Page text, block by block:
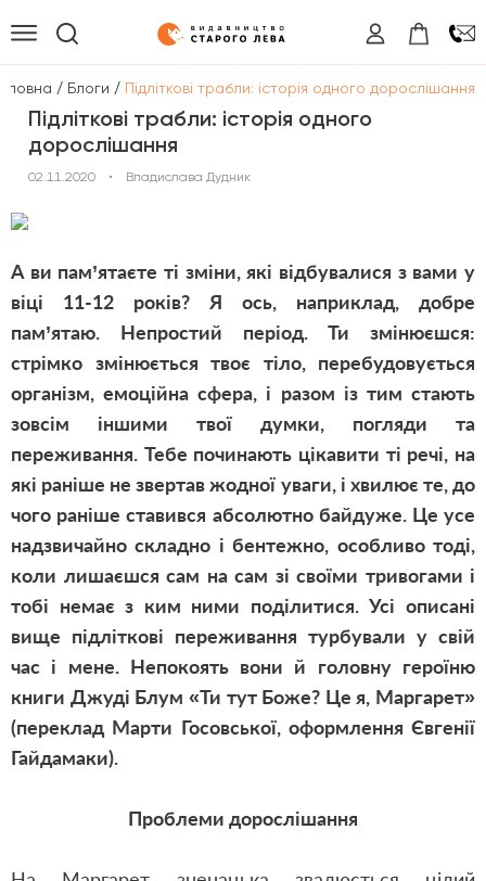
/ Блоги / Підліткові трабли: історія одного дорослішання
Підліткові трабли: історія одного
дорослішання
02.11.2020 • Владислава Дудник
А ви пам’ятаєте ті зміни, які відбувалися з вами у
віці 11-12 років? Я ось, наприклад, добре
пам’ятаю. Непростий період. Ти змінюєшся:
стрімко змінюється твоє тіло, перебудовується
організм, емоційна сфера, і разом із тим стають
зовсім іншими твої думки, погляди та
переживання. Тебе починають цікавити ті речі, на
які раніше не звертав жодної уваги, і хвилює те, до
чого раніше ставився абсолютно байдуже. Це усе
надзвичайно складно і бентежно, особливо тоді,
коли лишаєшся сам на сам зі своїми тривогами і
тобі немає з ким ними поділитися. Усі описані
вище підліткові переживання турбували у свій
час і мене. Непокоять вони й головну героїню
книги Джуді Блум «Ти тут Боже? Це я, Маргарет»
(переклад Марти Госовської, оформлення Євгенії
Гайдамаки).
Проблеми дорослішання